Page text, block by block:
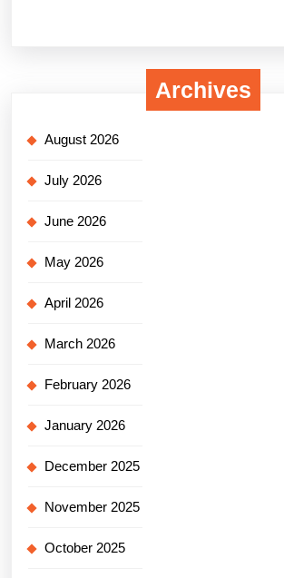
Archives
August 2026
July 2026
June 2026
May 2026
April 2026
March 2026
February 2026
January 2026
December 2025
November 2025
October 2025